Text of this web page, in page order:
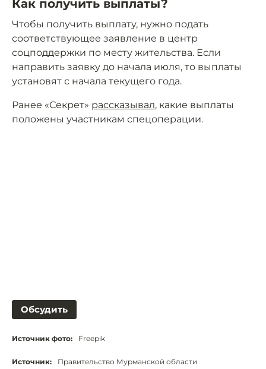
Как получить выплаты?
Чтобы получить выплату, нужно подать
соответствующее заявление в центр
соцподдержки по месту жительства. Если
направить заявку до начала июля, то выплаты
установят с начала текущего года.
Ранее «Секрет» рассказывал, какие выплаты
положены участникам спецоперации.
Обсудить
Источник фото: Freepik
Источник: Правительство Мурманской области